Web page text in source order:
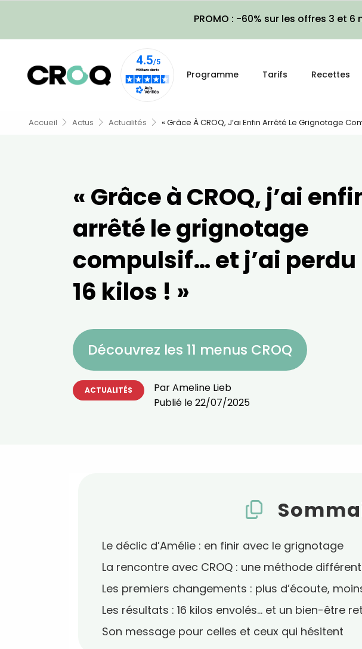
PROMO : -60% sur les offres 3 et
Programme Tarifs Recettes
Accueil Actus Actualités « Grâce À CROQ, J’ai Enfin Arrêté Le Grignotage
« Grâce à CROQ, j’ai
arrêté le grignotage
compulsif… et j’ai perdu
16 kilos ! »
Découvrez les 11 menus CROQ
ACTUALITÉS ParAmeline Lieb
Publié le22/07/2025
Le déclic d’Amélie : en finir avec le grignotage
La rencontre avec CROQ : une méthode
Les premiers changements : plus d’écoute,
Les résultats : 16 kilos envolés… et un bien-être
Son message pour celles et ceux qui hésitent